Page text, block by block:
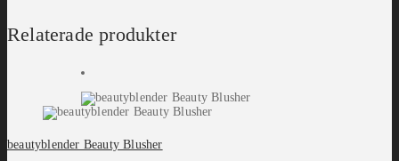
Relaterade produkter
beautyblender Beauty Blusher